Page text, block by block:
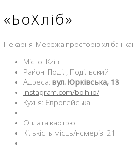
«БоХліб»
Пекарня. Мережа просторів хліба і
Місто: Київ
Район: Поділ, Подільский
Адреса: вул. Юрківська, 18
instagram.com/bo.hlib/
Кухня: Європейська
Оплата картою
Кількість місць/номерів: 21